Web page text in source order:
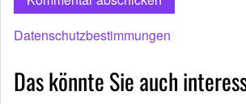
Datenschutzbestimmungen
Das könnte Sie auch